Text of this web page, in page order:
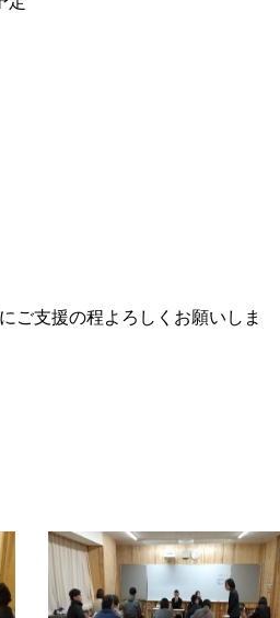
ご支援の程よろしくお願いしま